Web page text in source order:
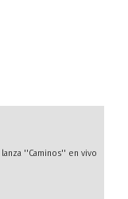
''Caminos'' en vivo